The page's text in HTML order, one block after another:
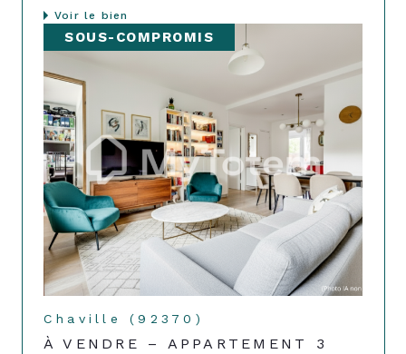
Voir le bien
SOUS-COMPROMIS
Chaville (92370)
À VENDRE – APPARTEMENT 3